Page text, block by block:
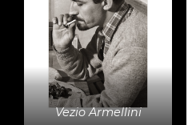
Vezio Armellini